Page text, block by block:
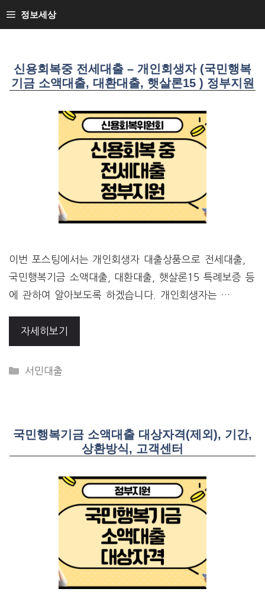
정보세상
신용회복중 전세대출 – 개인회생자 (국민행복
기금 소액대출, 대환대출, 햇살론15 ) 정부지원
이번 포스팅에서는 개인회생자 대출상품으로 전세대출,
국민행복기금 소액대출, 대환대출, 햇살론15 특례보증 등
에 관하여 알아보도록 하겠습니다. 개인회생자는 …
자세히보기
CATEGORIES
서민대출
국민행복기금 소액대출 대상자격(제외), 기간,
상환방식, 고객센터